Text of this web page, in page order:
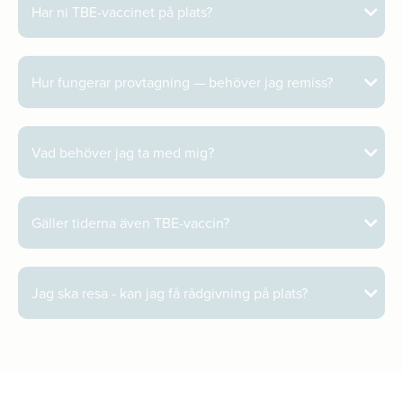
Har ni TBE-vaccinet på plats?
Hur fungerar provtagning — behöver jag remiss?
Vad behöver jag ta med mig?
Gäller tiderna även TBE-vaccin?
Jag ska resa - kan jag få rådgivning på plats?